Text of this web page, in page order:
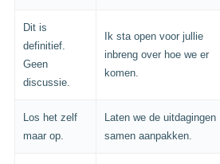
Dit is
definitief.
Geen
discussie.
Ik sta open voor jullie
inbreng over hoe we er
komen.
Los het zelf
maar op.
Laten we de uitdagingen
samen aanpakken.